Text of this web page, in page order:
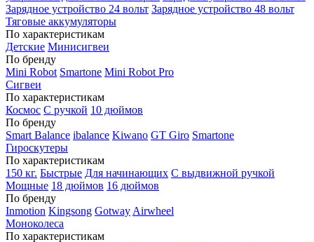
Зарядное устройство 24 вольт Зарядное устройство 48 вольт
Тяговые аккумуляторы
По характеристикам
Детские Минисигвеи
По бренду
Mini Robot Smartone Mini Robot Pro
Сигвеи
По характеристикам
Космос С ручкой 10 дюймов
По бренду
Smart Balance ibalance Kiwano GT Giro Smartone
Гироскутеры
По характеристикам
150 кг. Быстрые Для начинающих С выдвижной ручкой
Мощные 18 дюймов 16 дюймов
По бренду
Inmotion Kingsong Gotway Airwheel
Моноколеса
По характеристикам